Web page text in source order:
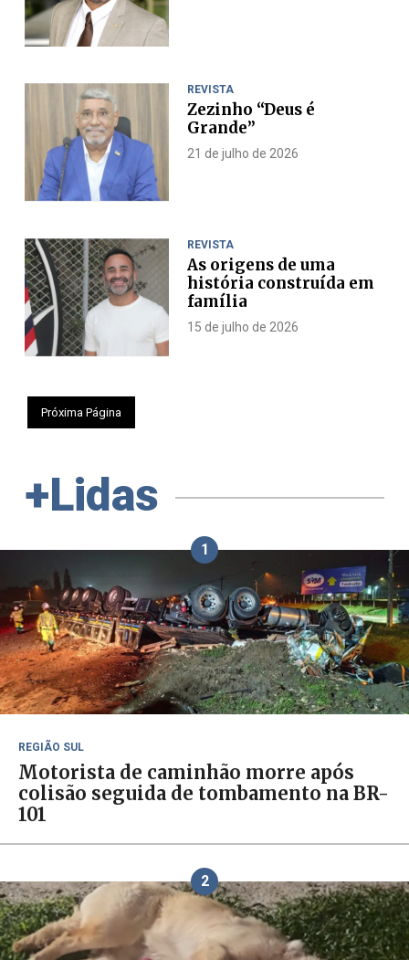
REVISTA
Zezinho “Deus é
Grande”
21 de julho de 2026
REVISTA
As origens de uma
história construída em
família
15 de julho de 2026
Próxima Página
+Lidas
1
REGIÃO SUL
Motorista de caminhão morre após
colisão seguida de tombamento na BR-
101
2